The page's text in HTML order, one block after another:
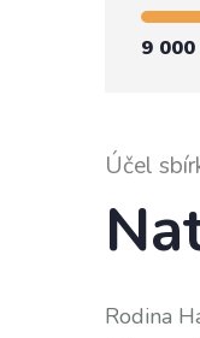
9 000
Účel
Rodina